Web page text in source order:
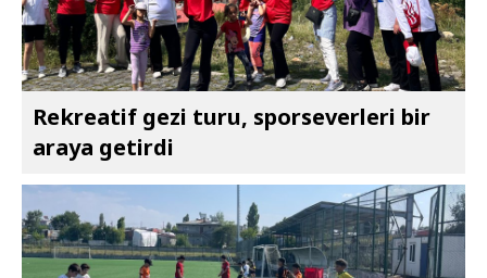
Rekreatif gezi turu, sporseverleri bir
araya getirdi